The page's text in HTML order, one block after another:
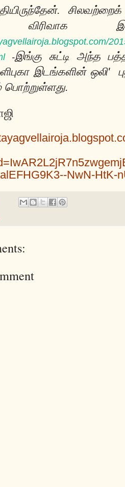
சிலவற்றைக்
-இங்கு சுட்டி அந்த
இடங்களின் ஒலி'
பொற்றுள்ளது.
NwN-HtK-